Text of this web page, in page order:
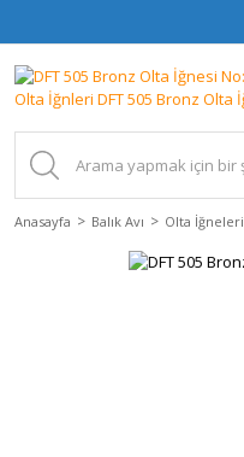
Anasayfa Balık Avı Olta İğneleri